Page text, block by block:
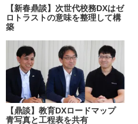
【新春鼎談】次世代校務DXはゼ
ロトラストの意味を整理して構
築
【鼎談】教育DXロードマップ
青写真と工程表を共有